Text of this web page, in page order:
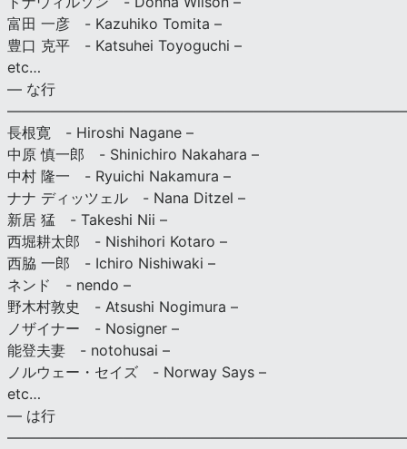
富田 一彦 - Kazuhiko Tomita –
豊口 克平 - Katsuhei Toyoguchi –
etc…
— な行
長根寛 - Hiroshi Nagane –
中原 慎一郎 - Shinichiro Nakahara –
中村 隆一 - Ryuichi Nakamura –
ナナ ディッツェル - Nana Ditzel –
新居 猛 - Takeshi Nii –
西堀耕太郎 - Nishihori Kotaro –
西脇 一郎 - Ichiro Nishiwaki –
ネンド - nendo –
野木村敦史 - Atsushi Nogimura –
ノザイナー - Nosigner –
能登夫妻 - notohusai –
ノルウェー・セイズ - Norway Says –
etc…
— は行